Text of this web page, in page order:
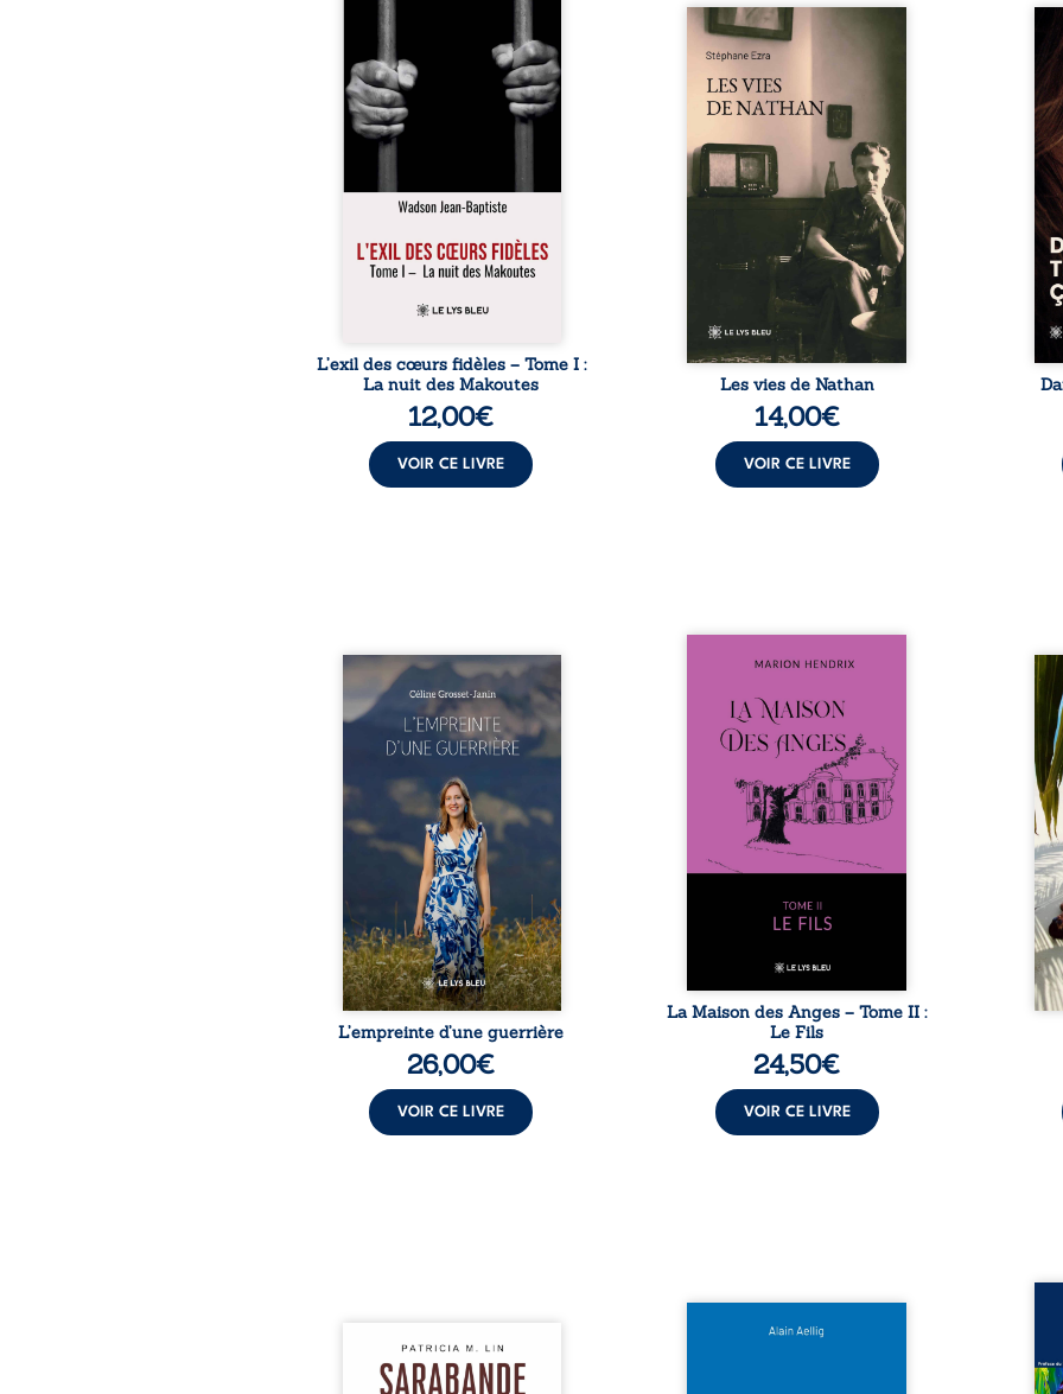
« Une nuit suffit parfois pour
briser une famille… mais
certaines fidélités traversent
les années. » Haïti, sous la
dictature des Duvalier. La peur
s’étend jusque dans les
villages les plus reculés. À
Bainet, Jean-Joël Joli mène une
existence paisible avec sa
famille. Chef de section
respecté, il refuse pourtant de
fermer les yeux sur l’injustice.
Mais, dans un ...
L’exil des cœurs fidèles – Tome I :
La nuit des Makoutes
12,00€
VOIR CE LIVRE
Les vies de Nathan est un
recueil de poésie né en trois
la première fois, Stéphane Ezra,
médium, a pu communiquer
avec son père, disparu depuis
plus de vingt ans et qu’il n’a
jamais connu. De ce dialogue
par-delà la mort naissent des
poèmes qui retracent une vie
marquée par la Seconde
Guerre mondiale, une identité
juive brisée, la guerre ...
Les vies de Nathan
14,00€
VOIR CE LIVRE
À
ce
Que reste-t-il de l’enfance
lorsque la maladie impose ses
propres règles ? L’empreinte
d’une guerrière livre, sans
détour, le récit d’un quotidien
bouleversé par la maladie
chronique, l’errance médicale
et de longues hospitalisations.
L’auteure y raconte ce que les
dossiers médicaux taisent : la
peur, l’isolement, l’épuisement
et le sentiment de ne pas ...
L’empreinte d’une guerrière
26,00€
VOIR CE LIVRE
Nous sommes en 1979, soit 15
patriarche Anatole-Eustache.
La famille devra affronter non
seulement un inconnu qui rôde
autour du domaine et dont
Firmin, le fidèle majordome,
redoute les visites, le passé
encombrant d’Anatole-
Eustache, la malédiction
familiale, mais aussi la toute-
comment dompter cet enfant
avant qu’il ...
La Maison des Anges – Tome II :
Le Fils
24,50€
VOIR CE LIVRE
Au
eux,
Aux chants crépitants de l’été,
Sous le silence ouaté de la
neige en hiver, Au cours de
Et si le naufrage n’avait pas
La
de